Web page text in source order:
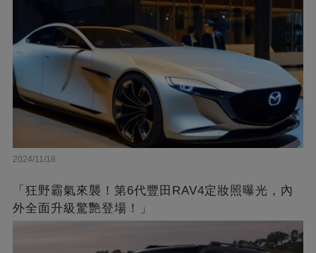
2024/11/18
「狂野霸氣來襲！第6代豐田RAV4定妝照曝光，內
外全面升級驚艷登場！」